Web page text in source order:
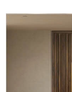
và thế hệ